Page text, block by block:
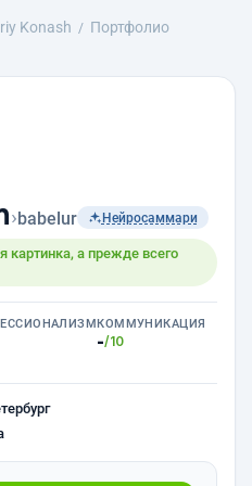
Konash
Портфолио
›babelur Нейросаммари
картинка, а прежде всего
КОММУНИКАЦИЯ
-/10